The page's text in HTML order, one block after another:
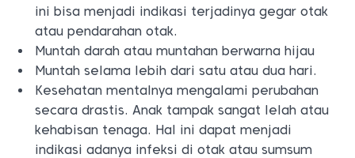
ini bisa menjadi indikasi terjadinya gegar otak
atau pendarahan otak.
Muntah darah atau muntahan berwarna hijau
Muntah selama lebih dari satu atau dua hari.
Kesehatan mentalnya mengalami perubahan
secara drastis. Anak tampak sangat lelah atau
kehabisan tenaga. Hal ini dapat menjadi
indikasi adanya infeksi di otak atau sumsum